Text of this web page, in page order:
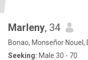
Marleny, 34
Bonao, Monseñor
Seeking: Male 30 - 70